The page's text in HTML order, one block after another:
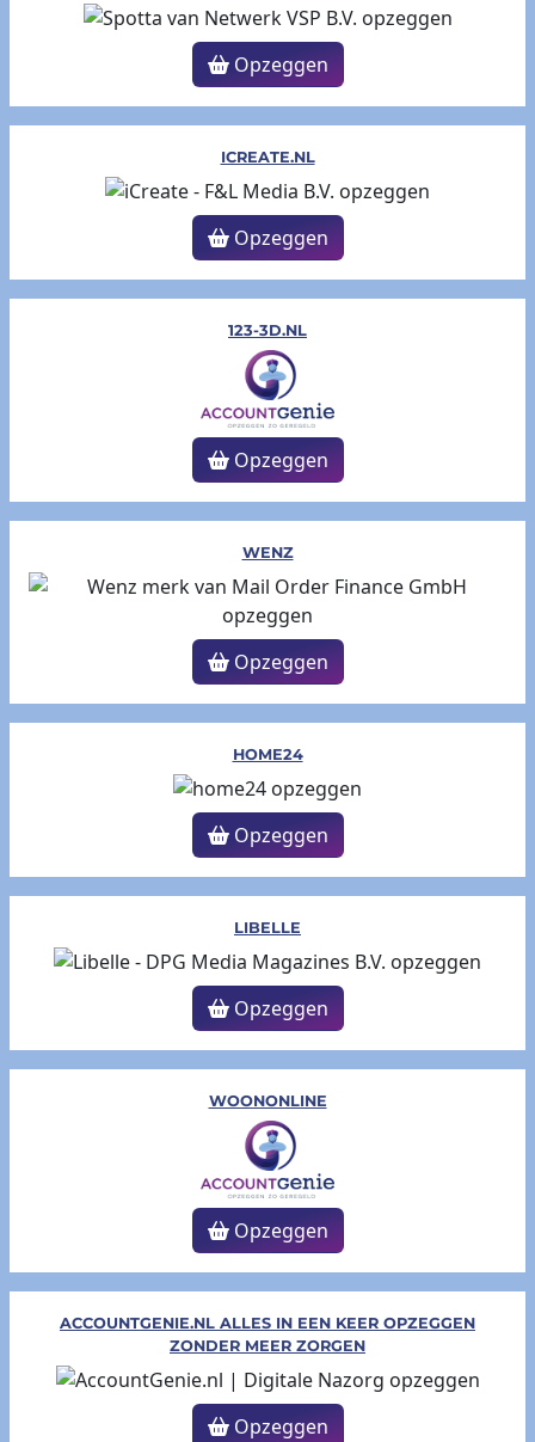
Opzeggen
ICREATE.NL
Opzeggen
123-3D.NL
Opzeggen
WENZ
Opzeggen
HOME24
Opzeggen
LIBELLE
Opzeggen
WOONONLINE
Opzeggen
ACCOUNTGENIE.NL ALLES IN EEN KEER OPZEGGEN
ZONDER MEER ZORGEN
Opzeggen